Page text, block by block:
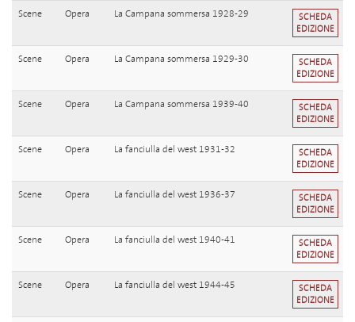
Scene Opera La Campana sommersa 1928-29
SCHEDA
EDIZIONE
Scene Opera La Campana sommersa 1929-30
SCHEDA
EDIZIONE
Scene Opera La Campana sommersa 1939-40
SCHEDA
EDIZIONE
Scene Opera La fanciulla del west 1931-32
SCHEDA
EDIZIONE
Scene Opera La fanciulla del west 1936-37
SCHEDA
EDIZIONE
Scene Opera La fanciulla del west 1940-41
SCHEDA
EDIZIONE
Scene Opera La fanciulla del west 1944-45
SCHEDA
EDIZIONE